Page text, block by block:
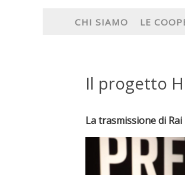
CHI SIAMO LE
Il progetto
La trasmissione di